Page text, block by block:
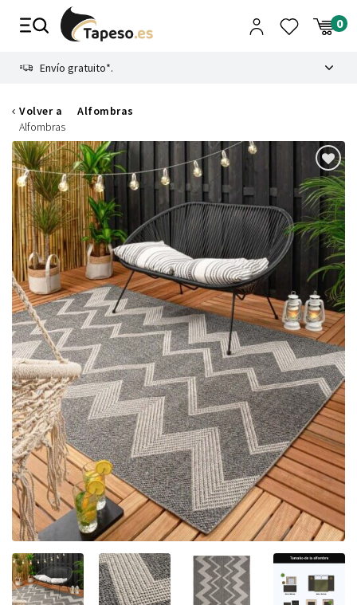
Envío gratuito*.
Volver a
Alfombras
Alfombras